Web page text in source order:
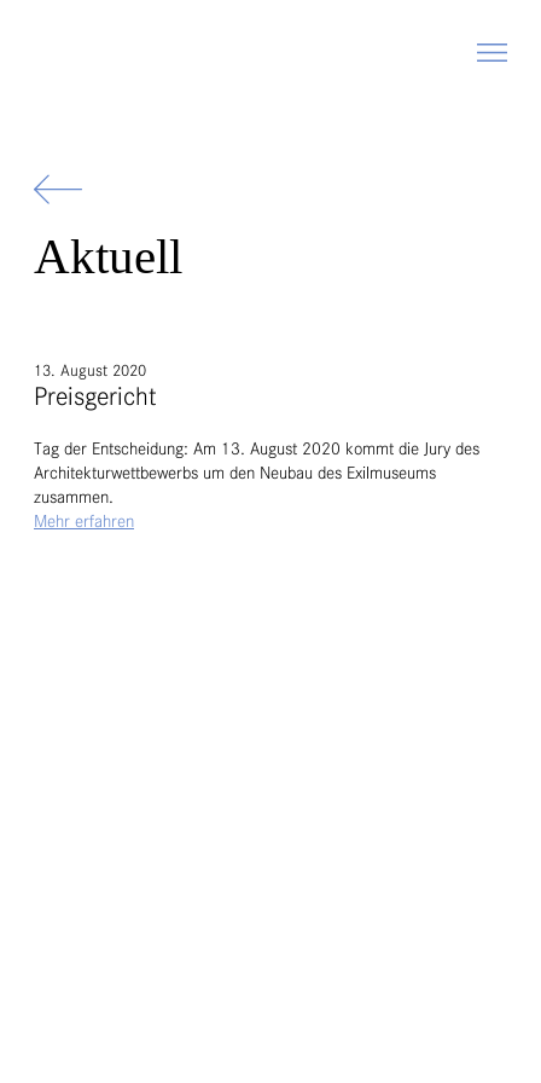
Aktuell
13. August 2020
Preisgericht
Tag der Entscheidung: Am 13. August 2020 kommt die Jury des
Architekturwettbewerbs um den Neubau des Exilmuseums
zusammen.
Mehr erfahren